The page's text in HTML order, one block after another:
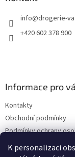
K personalizaci
info@drogerie-
+420 602 378 900
Informace pro
Kontakty
Obchodní podmínky
Podmínky ochrany
Dodací a platební